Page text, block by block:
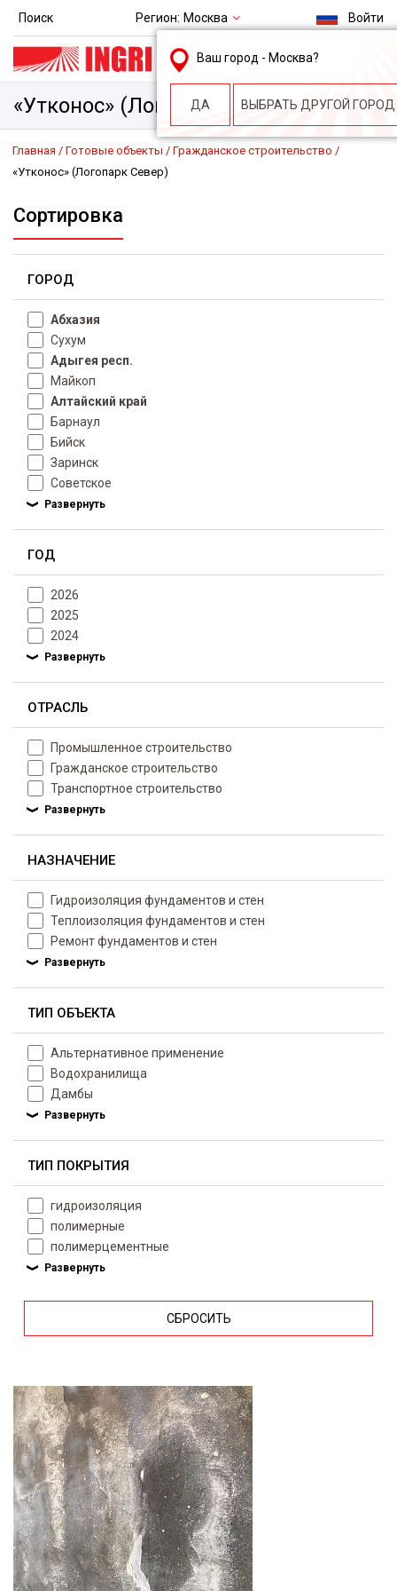
Поиск Регион: Москва
Ваш город - Москва?
ДА ВЫБРАТЬ ДРУГОЙ ГОРОД
Войти
msk@ingri.ru
пн. – пт.: 9.00-18.00
«Утконос» (Логопарк Север)
Главная Готовые объекты
Гражданское строительство
«Утконос» (Логопарк Север)
Сортировка
ГОРОД
Абхазия
Сухум
Адыгея респ.
Майкоп
Алтайский край
Барнаул
Бийск
Заринск
Советское
ГОД
2026
2025
2024
ОТРАСЛЬ
Промышленное строительство
Гражданское строительство
Транспортное строительство
НАЗНАЧЕНИЕ
Гидроизоляция фундаментов и стен
Теплоизоляция фундаментов и стен
Ремонт фундаментов и стен
ТИП ОБЪЕКТА
Альтернативное применение
Водохранилища
Дамбы
ТИП ПОКРЫТИЯ
гидроизоляция
полимерные
полимерцементные
СБРОСИТЬ